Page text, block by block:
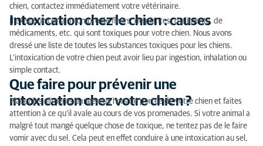
chien, contactez immédiatement votre vétérinaire.
Intoxication chez le chien : causes
Il existe un certain nombre de fleurs, de plantes, d’aliments, de
médicaments, etc. qui sont toxiques pour votre chien. Nous avons
dressé une liste de toutes les substances toxiques pour les chiens.
L’intoxication de votre chien peut avoir lieu par ingestion, inhalation ou
simple contact.
Que faire pour prévenir une
intoxication chez votre chien ?
Placez les aliments dangereux hors de portée de votre chien et faites
attention à ce qu’il avale au cours de vos promenades. Si votre animal a
malgré tout mangé quelque chose de toxique, ne tentez pas de le faire
vomir avec du sel. Cela peut en effet conduire à une intoxication au sel,